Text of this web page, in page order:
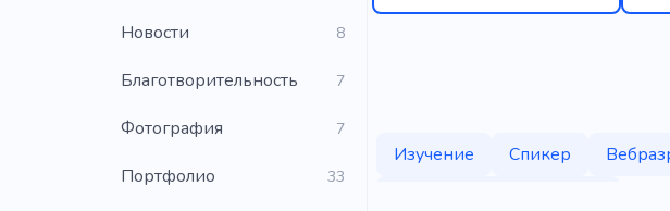
Новости 8
Благотворительность 7
Фотография 7
Портфолио 33
Изучение Спикер